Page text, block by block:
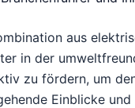
aus
in der
zu fördern, um
Einblicke